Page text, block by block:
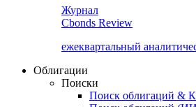
Журнал
Cbonds Review
ежеквартальный